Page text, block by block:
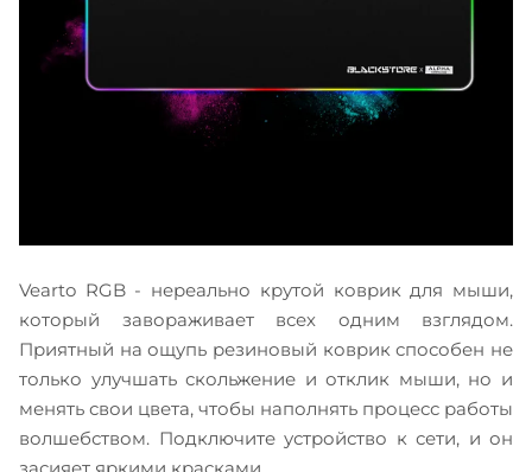
Vearto RGB - нереально крутой коврик для мыши,
который завораживает всех одним взглядом.
Приятный на ощупь резиновый коврик способен не
только улучшать скольжение и отклик мыши, но и
менять свои цвета, чтобы наполнять процесс работы
волшебством. Подключите устройство к сети, и он
засияет яркими красками.